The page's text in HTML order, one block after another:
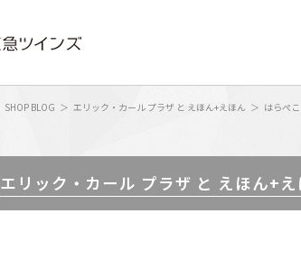
SHOP BLOG エリック・カール プラザ と えほん+えほん はらぺ
エリック・カール プラザ と えほん+え